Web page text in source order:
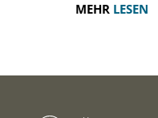
MEHR LESEN